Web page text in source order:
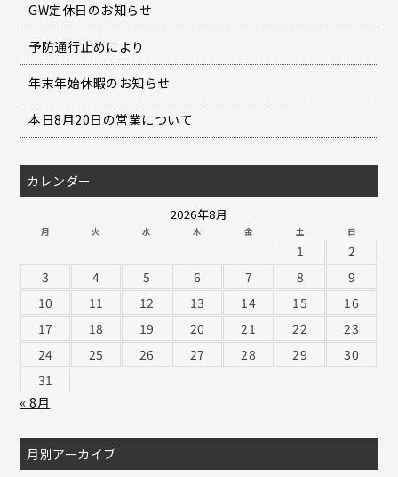
GW定休日のお知らせ
予防通行止めにより
年末年始休暇のお知らせ
本日8月20日の営業について
カレンダー
2026年8月
月 火 水 木 金 土 日
1
2
3
4 5 6 7 8
9
10
11 12 13 14 15
16
17
18 19 20 21 22
23
24
25 26 27 28 29
30
31
« 8月
月別アーカイブ